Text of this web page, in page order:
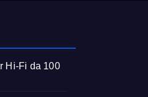
Hi-Fi da 100